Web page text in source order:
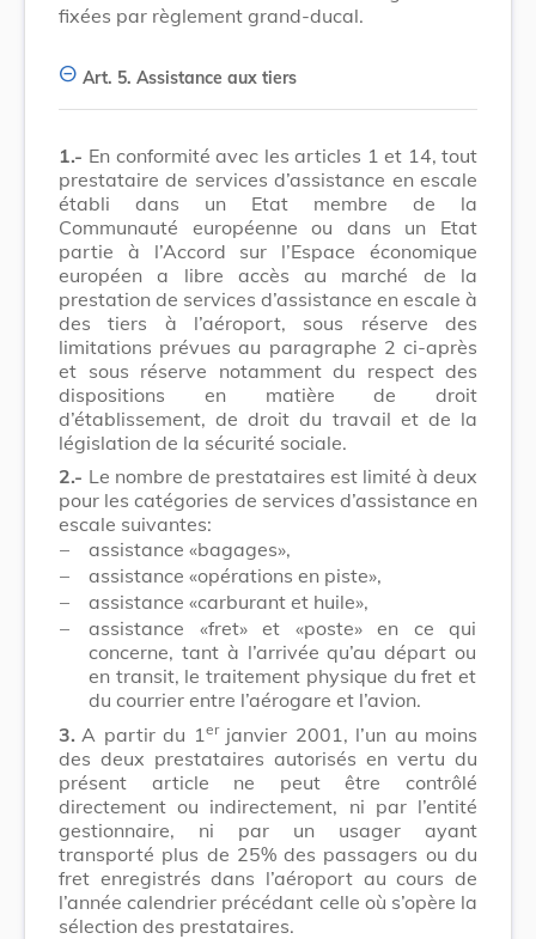
fixées par règlement grand-ducal.
Art. 5. Assistance aux tiers
1.- En conformité avec les articles 1 et 14, tout
prestataire de services d’assistance en escale
établi dans un Etat membre de la
Communauté européenne ou dans un Etat
partie à l’Accord sur l’Espace économique
européen a libre accès au marché de la
prestation de services d’assistance en escale à
des tiers à l’aéroport, sous réserve des
limitations prévues au paragraphe 2 ci-après
et sous réserve notamment du respect des
dispositions en matière de droit
d’établissement, de droit du travail et de la
législation de la sécurité sociale.
2.- Le nombre de prestataires est limité à deux
pour les catégories de services d’assistance en
escale suivantes:
–
assistance «bagages»,
–
assistance «opérations en piste»,
–
assistance «carburant et huile»,
–
assistance «fret» et «poste» en ce qui
concerne, tant à l’arrivée qu’au départ ou
en transit, le traitement physique du fret et
du courrier entre l’aérogare et l’avion.
3. A partir du 1 erjanvier 2001, l’un au moins
des deux prestataires autorisés en vertu du
présent article ne peut être contrôlé
directement ou indirectement, ni par l’entité
gestionnaire, ni par un usager ayant
transporté plus de 25% des passagers ou du
fret enregistrés dans l’aéroport au cours de
l’année calendrier précédant celle où s’opère la
sélection des prestataires.